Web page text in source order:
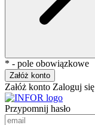
* - pole obowiązkowe
Załóż konto
Załóż konto Zaloguj się
Przypomnij hasło